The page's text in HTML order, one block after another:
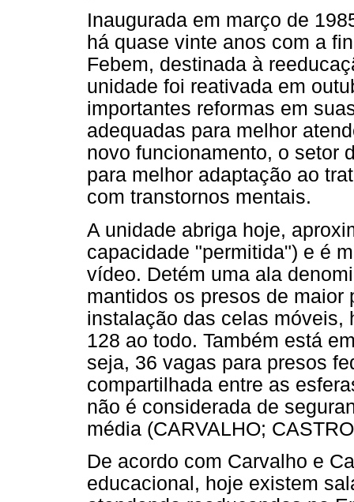
Inaugurada em março de
há quase vinte anos com a
Febem, destinada à
unidade foi reativada em
importantes reformas em
adequadas para melhor
novo funcionamento, o setor
para melhor adaptação ao
com transtornos mentais.
A unidade abriga hoje,
capacidade "permitida") e é
vídeo. Detém uma ala
mantidos os presos de
instalação das celas móveis,
128 ao todo. Também está
seja, 36 vagas para presos
compartilhada entre as
não é considerada de
média (CARVALHO;
De acordo com Carvalho e
educacional, hoje existem